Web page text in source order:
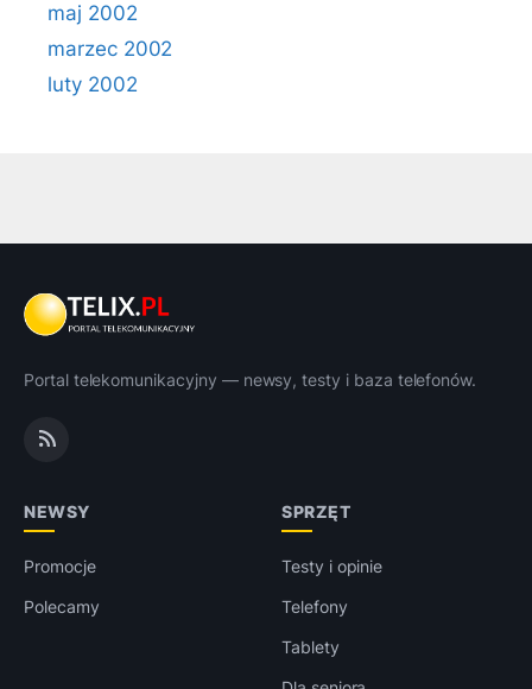
maj 2002
marzec 2002
luty 2002
Portal telekomunikacyjny — newsy, testy i baza telefonów.
NEWSY
Promocje
Polecamy
SPRZĘT
Testy i opinie
Telefony
Tablety